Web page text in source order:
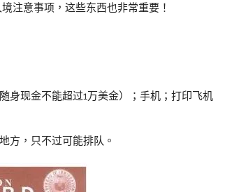
注意事项，这些东西也非常重要！
身现金不能超过1万美金）；手机；打印飞机
方，只不过可能排队。